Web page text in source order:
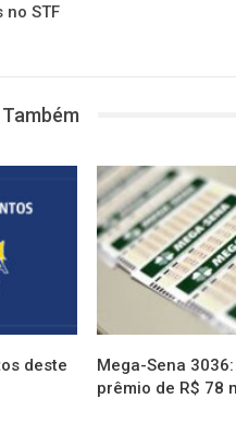
no STF
deste
NOTÍCIAS
Mega-Sena
prêmio de R$ 78